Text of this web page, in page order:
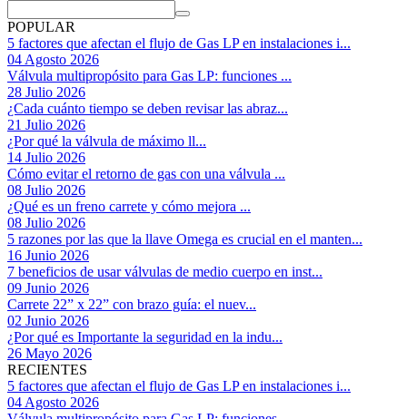
POPULAR
5 factores que afectan el flujo de Gas LP en instalaciones i...
04 Agosto 2026
Válvula multipropósito para Gas LP: funciones ...
28 Julio 2026
¿Cada cuánto tiempo se deben revisar las abraz...
21 Julio 2026
¿Por qué la válvula de máximo ll...
14 Julio 2026
Cómo evitar el retorno de gas con una válvula ...
08 Julio 2026
¿Qué es un freno carrete y cómo mejora ...
08 Julio 2026
5 razones por las que la llave Omega es crucial en el manten...
16 Junio 2026
7 beneficios de usar válvulas de medio cuerpo en inst...
09 Junio 2026
Carrete 22” x 22” con brazo guía: el nuev...
02 Junio 2026
¿Por qué es Importante la seguridad en la indu...
26 Mayo 2026
RECIENTES
5 factores que afectan el flujo de Gas LP en instalaciones i...
04 Agosto 2026